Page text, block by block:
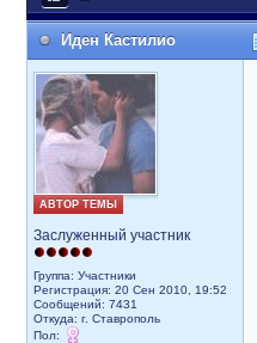
Иден Кастилио
АВТОР ТЕМЫ
Заслуженный участник
Группа: Участники
Регистрация: 20 Сен 2010, 19:52
Сообщений: 7431
Откуда: г. Ставрополь
Пол: